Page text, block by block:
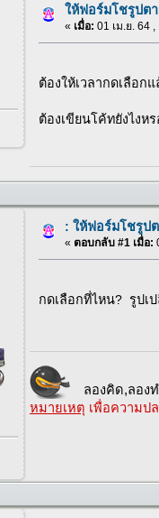
ให้ฟอร์มโชรูปต
« เมื่อ: 01 เม.ย. 64
ต้องให้เวลากดเลือก
ต้องเขียนโค้ทยังไงห
: ให้ฟอร์มโชรูป
« ตอบกลับ #1 เมื่อ:
กดเลือกที่ไหน? รูปเ
ลองคิด,ลอง
หมายเหตุ เพื่อความป